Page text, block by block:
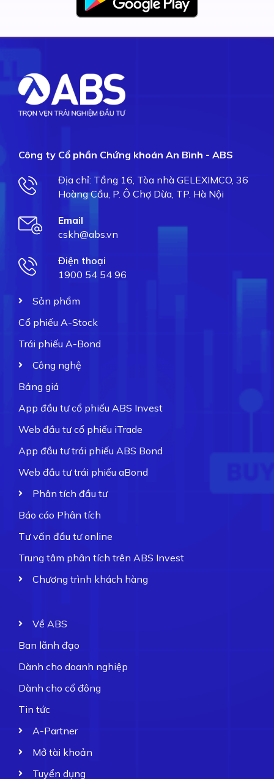
Công ty Cổ phần Chứng khoán An Bình - ABS
Địa chỉ: Tầng 16, Tòa nhà GELEXIMCO, 36
Hoàng Cầu, P. Ô Chợ Dừa, TP. Hà Nội
Email
cskh@abs.vn
Điện thoại
1900 54 54 96
Sản phẩm
Cổ phiếu A-Stock
Trái phiếu A-Bond
Công nghệ
Bảng giá
App đầu tư cổ phiếu ABS Invest
Web đầu tư cổ phiếu iTrade
App đầu tư trái phiếu ABS Bond
Web đầu tư trái phiếu aBond
Phân tích đầu tư
Báo cáo Phân tích
Tư vấn đầu tư online
Trung tâm phân tích trên ABS Invest
Chương trình khách hàng
Về ABS
Ban lãnh đạo
Dành cho doanh nghiệp
Dành cho cổ đông
Tin tức
A-Partner
Mở tài khoản
Tuyển dụng